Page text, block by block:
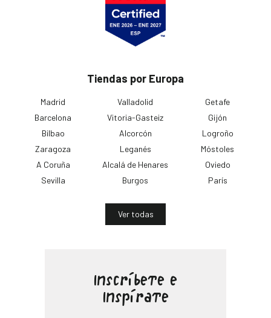
Tiendas por Europa
Madrid
Barcelona
Bilbao
Zaragoza
A Coruña
Sevilla
Valladolid
Vitoria-Gasteiz
Alcorcón
Leganés
Alcalá de Henares
Burgos
Getafe
Gijón
Logroño
Móstoles
Oviedo
París
Ver todas
Inscríbete e
Inspírate